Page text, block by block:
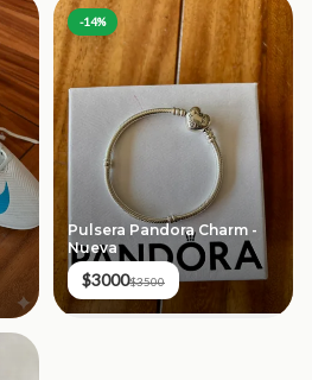
-14%
Pulsera Pandora Charm -
Nueva
$3000$3500